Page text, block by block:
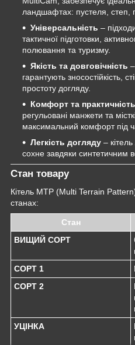
ландшафтах: пустеля, степ,
Універсальність –
тактичної підготовки,
полювання та туризму.
Якість та довговічність
гарантують зносостійкість,
простоту догляду.
Комфорт та практичність
регульовані манжети та
максимальний комфорт під
Легкість догляду –
сохне завдяки синтетичним
Стан товару
Кітель MTP (Multi Terrain
станах:
Стан
ВИЩИЙ СОРТ
СОРТ 1
СОРТ 2
УЦІНКА